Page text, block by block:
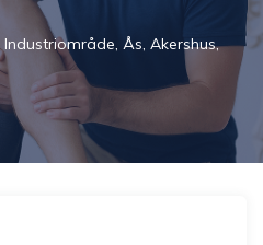
Industriområde, Ås, Akershus,